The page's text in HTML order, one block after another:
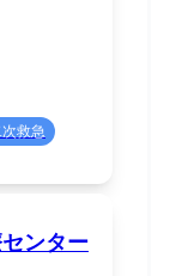
救急
ンター